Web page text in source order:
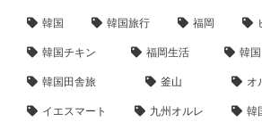
韓国 韓国旅行 福岡
韓国チキン 福岡生活 韓
韓国田舎旅 釜山 オ
イエスマート 九州オルレ 韓